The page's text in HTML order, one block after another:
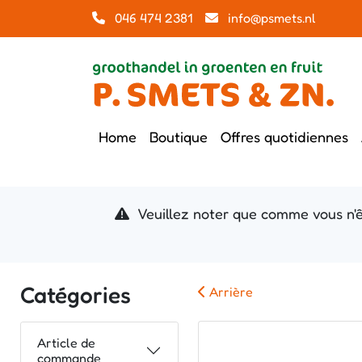
046 474 2381 info@psmets.nl
Home Boutique Offres quotidiennes
Veuillez noter que comme vous
Catégories
Article de
commande
Arrière